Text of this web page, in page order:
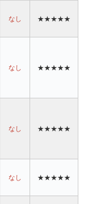
なし ★★★★★
なし ★★★★★
なし ★★★★★
なし ★★★★★